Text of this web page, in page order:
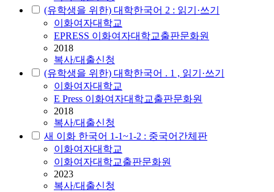
(유학생을 위한) 대학한국어 2 : 읽기·쓰기
이화여자대학교
EPRESS 이화여자대학교출판문화원
2018
복사/대출신청
(유학생을 위한) 대학한국어 . 1 , 읽기·쓰기
이화여자대학교
E Press 이화여자대학교출판문화원
2018
복사/대출신청
새 이화 한국어 1-1~1-2 : 중국어간체판
이화여자대학교
이화여자대학교출판문화원
2023
복사/대출신청